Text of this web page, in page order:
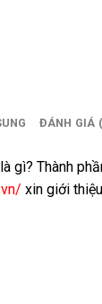
ĐÁNH GIÁ
gì? Thành
xin giới